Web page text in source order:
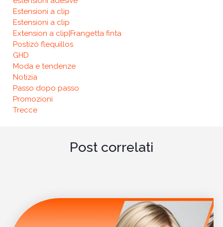
Estensioni a clip
Estensioni a clip
Extension a clip|Frangetta finta
Postizó flequillos
GHD
Moda e tendenze
Notizia
Passo dopo passo
Promozioni
Trecce
Post correlati